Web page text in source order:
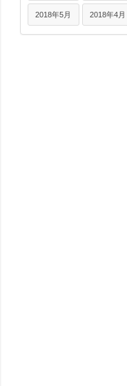
2018年5月 2018年4月